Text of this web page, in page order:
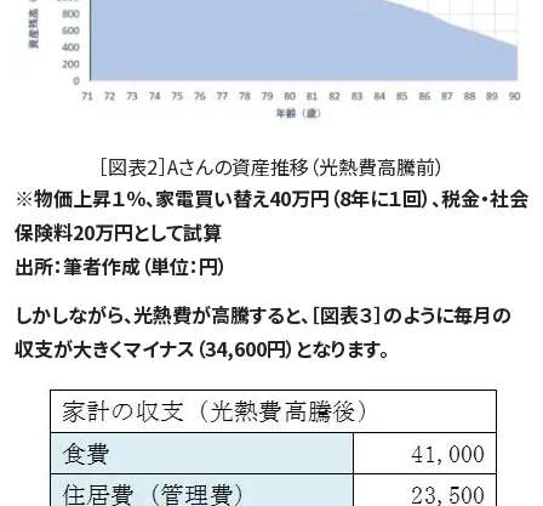
［図表2］Aさんの資産推移（光熱費高騰前）
※物価上昇１％、家電買い替え40万円（8年に１回）、税金・社会
保険料20万円として試算
出所：筆者作成（単位：円）
しかしながら、光熱費が高騰すると、［図表３］のように毎月の
収支が大きくマイナス（34,600円）となります。